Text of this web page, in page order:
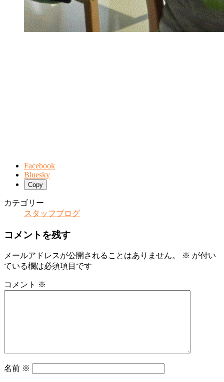
Facebook
Bluesky
Copy
カテゴリー
スタッフブログ
コメントを残す
メールアドレスが公開されることはありません。 ※ が付い
ている欄は必須項目です
コメント ※
名前 ※